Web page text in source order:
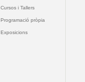
Cursos i Tallers
Programació pròpia
Exposicions